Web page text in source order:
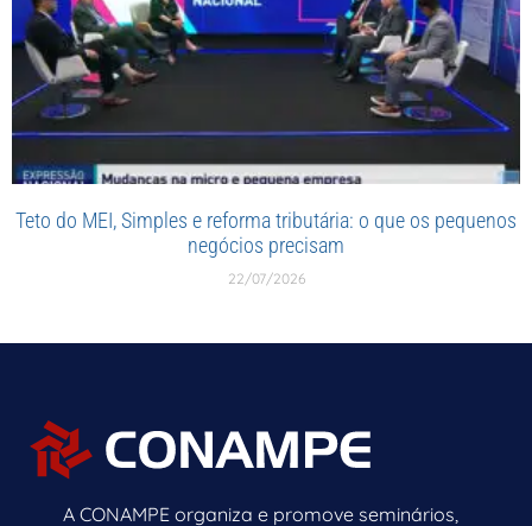
Teto do MEI, Simples e reforma tributária: o que os pequenos
negócios precisam
22/07/2026
A CONAMPE organiza e promove seminários,